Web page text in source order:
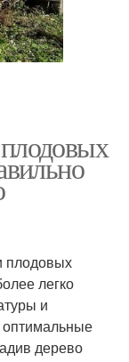
плодовых
легко
и
оптимальные
дерево